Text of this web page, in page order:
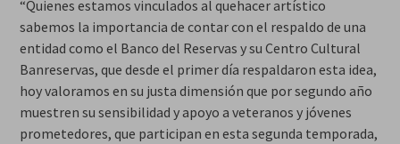
“Quienes estamos vinculados al quehacer artístico
sabemos la importancia de contar con el respaldo de una
entidad como el Banco del Reservas y su Centro Cultural
Banreservas, que desde el primer día respaldaron esta idea,
hoy valoramos en su justa dimensión que por segundo año
muestren su sensibilidad y apoyo a veteranos y jóvenes
prometedores, que participan en esta segunda temporada,